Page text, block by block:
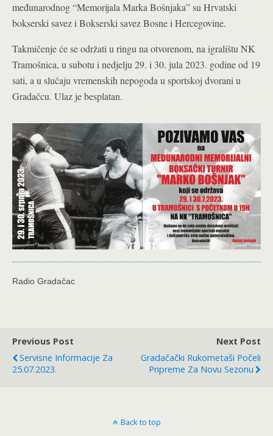
međunarodnog “Memorijala Marka Bošnjaka” su Hrvatski
bokserski savez i Bokserski savez Bosne i Hercegovine.
Takmičenje će se održati u ringu na otvorenom, na igralištu NK
Tramošnica, u subotu i nedjelju 29. i 30. jula 2023. godine od 19
sati, a u slučaju vremenskih nepogoda u sportskoj dvorani u
Gradačcu. Ulaz je besplatan.
Radio Gradačac
Previous Post
Servisne Informacije Za
25.07.2023.
Next Post
Gradačački Rukometaši Počeli
Pripreme Za Novu Sezonu
Back to top